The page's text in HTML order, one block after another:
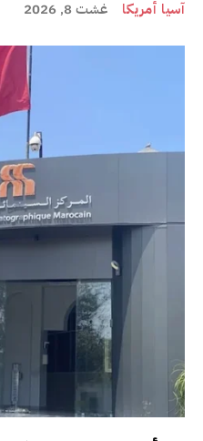
آسيا أمريكا غشت 8, 2026